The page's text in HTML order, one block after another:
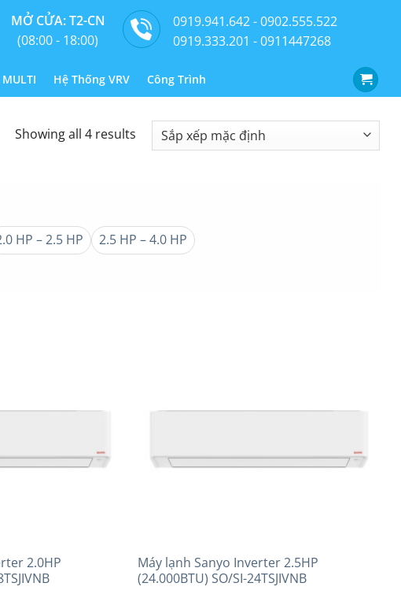
MỞ CỬA: T2-CN
(08:00 - 18:00)
0919.941.642 - 0902.555.522
0919.333.201 - 0911447268
Hệ Thống VRV Công Trình
Showing all 4 results
HP – 2.5 HP 2.5 HP – 4.0 HP
2.0HP
Máy lạnh Sanyo Inverter 2.5HP
(24.000BTU) SO/SI-24TSJIVNB